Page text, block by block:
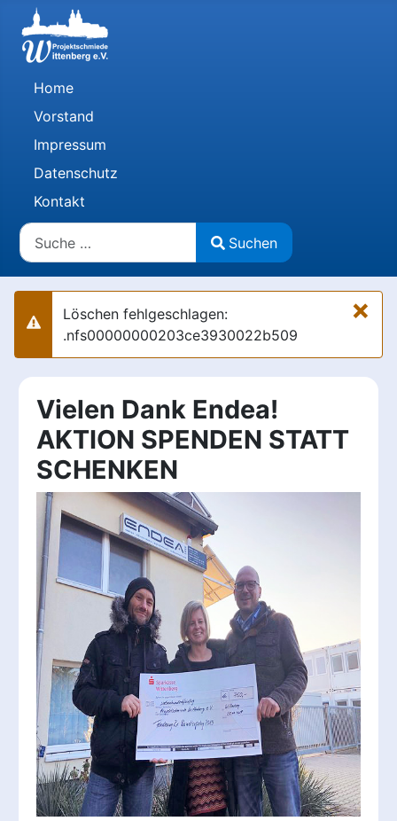
Home
Vorstand
Impressum
Datenschutz
Kontakt
Suchen
Type 2 or more characters for results.
Suchen
×
Warnung
Löschen fehlgeschlagen:
.nfs00000000203ce3930022b509
Vielen Dank Endea!
AKTION SPENDEN STATT
SCHENKEN